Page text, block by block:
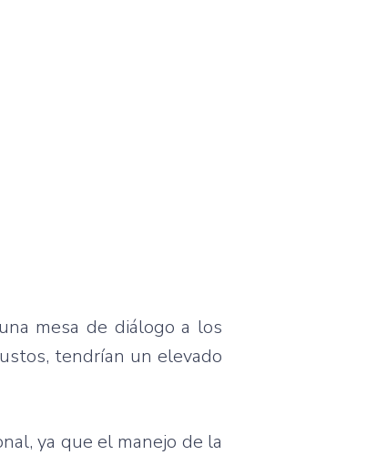
mesa de diálogo a los
tendrían un elevado
ya que el manejo de la